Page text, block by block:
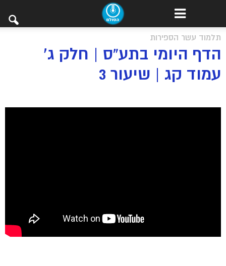
תלמוד עשר הספירות
הדף היומי בתע”ס | חלק ג’
עמוד קג | שיעור 3